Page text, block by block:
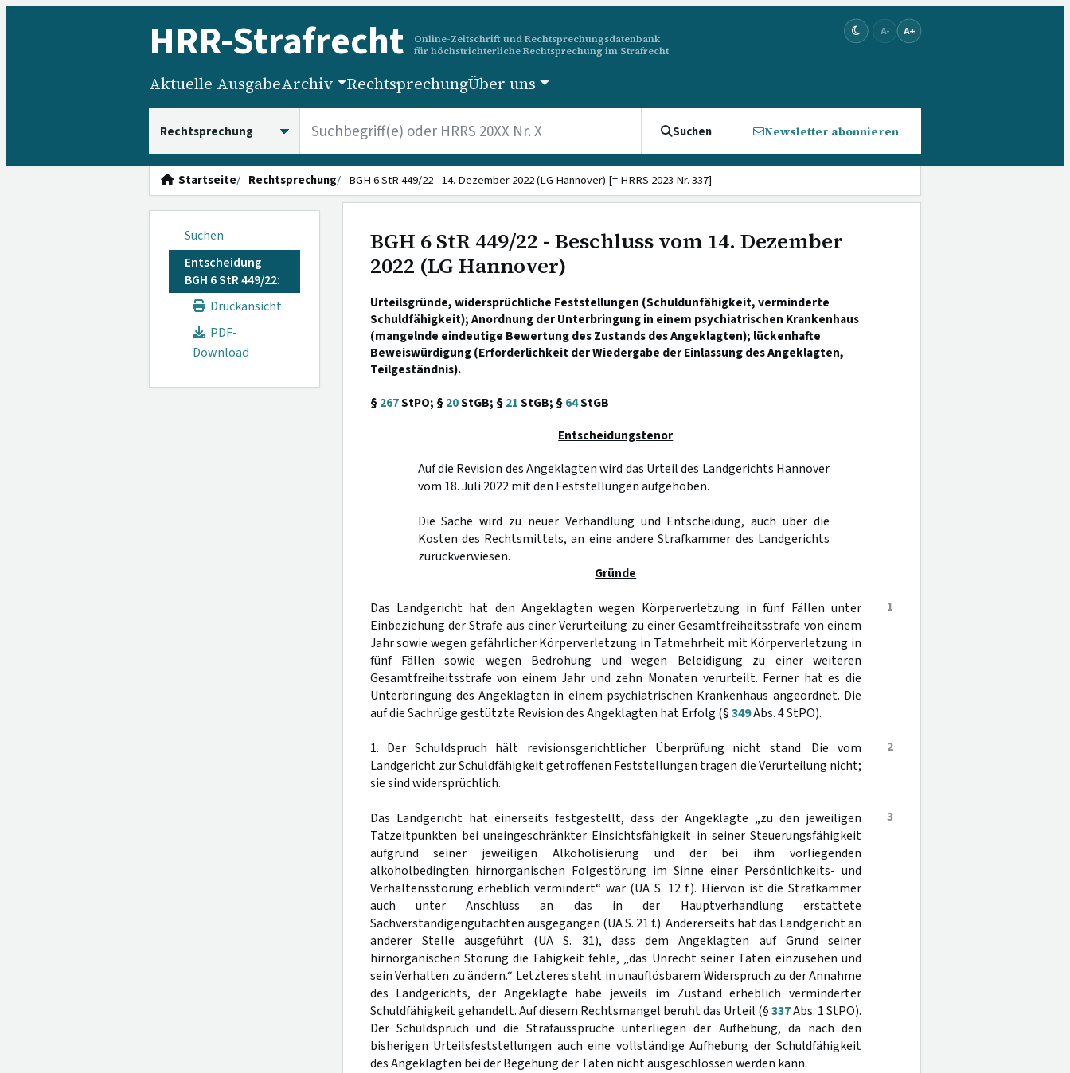
HRR-Strafrecht
Online-Zeitschrift und Rechtsprechungsdatenbank
für höchstrichterliche Rechtsprechung im Strafrecht
A- A+
Aktuelle AusgabeArchiv RechtsprechungÜber uns
Suchen Newsletter abonnieren
Startseite Rechtsprechung BGH 6 StR 449/22 - 14. Dezember 2022 (LG Hannover) [= HRRS 2023 Nr. 337]
Suchen
Entscheidung
BGH 6 StR 449/22:
Druckansicht
PDF-
Download
BGH 6 StR 449/22 - Beschluss vom 14. Dezember
2022 (LG Hannover)
Urteilsgründe, widersprüchliche Feststellungen (Schuldunfähigkeit, verminderte
Schuldfähigkeit); Anordnung der Unterbringung in einem psychiatrischen Krankenhaus
(mangelnde eindeutige Bewertung des Zustands des Angeklagten); lückenhafte
Beweiswürdigung (Erforderlichkeit der Wiedergabe der Einlassung des Angeklagten,
Teilgeständnis).
§267StPO; §20StGB; §21StGB; §64StGB
Entscheidungstenor
Auf die Revision des Angeklagten wird das Urteil des Landgerichts Hannover
vom 18. Juli 2022 mit den Feststellungen aufgehoben.
Die Sache wird zu neuer Verhandlung und Entscheidung, auch über die
Kosten des Rechtsmittels, an eine andere Strafkammer des Landgerichts
zurückverwiesen.
Gründe
1
Das Landgericht hat den Angeklagten wegen Körperverletzung in fünf Fällen unter
Einbeziehung der Strafe aus einer Verurteilung zu einer Gesamtfreiheitsstrafe von einem
Jahr sowie wegen gefährlicher Körperverletzung in Tatmehrheit mit Körperverletzung in
fünf Fällen sowie wegen Bedrohung und wegen Beleidigung zu einer weiteren
Gesamtfreiheitsstrafe von einem Jahr und zehn Monaten verurteilt. Ferner hat es die
Unterbringung des Angeklagten in einem psychiatrischen Krankenhaus angeordnet. Die
auf die Sachrüge gestützte Revision des Angeklagten hat Erfolg (§349Abs. 4 StPO).
2
1. Der Schuldspruch hält revisionsgerichtlicher Überprüfung nicht stand. Die vom
Landgericht zur Schuldfähigkeit getroffenen Feststellungen tragen die Verurteilung nicht;
sie sind widersprüchlich.
3
Das Landgericht hat einerseits festgestellt, dass der Angeklagte „zu den jeweiligen
Tatzeitpunkten bei uneingeschränkter Einsichtsfähigkeit in seiner Steuerungsfähigkeit
aufgrund seiner jeweiligen Alkoholisierung und der bei ihm vorliegenden
alkoholbedingten hirnorganischen Folgestörung im Sinne einer Persönlichkeits- und
Verhaltensstörung erheblich vermindert“ war (UA S. 12 f.). Hiervon ist die Strafkammer
auch unter Anschluss an das in der Hauptverhandlung erstattete
Sachverständigengutachten ausgegangen (UA S. 21 f.). Andererseits hat das Landgericht an
anderer Stelle ausgeführt (UA S. 31), dass dem Angeklagten auf Grund seiner
hirnorganischen Störung die Fähigkeit fehle, „das Unrecht seiner Taten einzusehen und
sein Verhalten zu ändern.“ Letzteres steht in unauflösbarem Widerspruch zu der Annahme
des Landgerichts, der Angeklagte habe jeweils im Zustand erheblich verminderter
Schuldfähigkeit gehandelt. Auf diesem Rechtsmangel beruht das Urteil (§337Abs. 1 StPO).
Der Schuldspruch und die Strafaussprüche unterliegen der Aufhebung, da nach den
bisherigen Urteilsfeststellungen auch eine vollständige Aufhebung der Schuldfähigkeit
des Angeklagten bei der Begehung der Taten nicht ausgeschlossen werden kann.